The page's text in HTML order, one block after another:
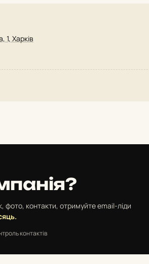
1, Харків
фото, контакти, отримуйте email-ліди
контактів